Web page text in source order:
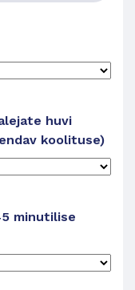
huvi
koolituse)
minutilise